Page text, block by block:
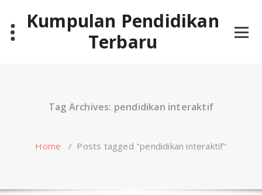
contentKumpulan Pendidikan
Terbaru
Tag Archives: pendidikan interaktif
Home / Posts tagged "pendidikan interaktif"